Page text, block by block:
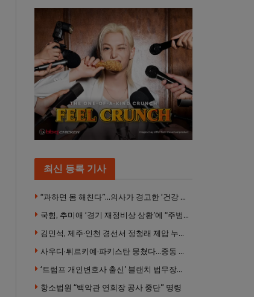
최신 등록 기사
“과하면 몸 해친다”…의사가 경고한 ‘건강 습관’ 5가지
국힘, 추미애 ‘경기 재정비상 상황’에 “주범은 이재명 전 지사”
김민석, 제주·인천 경선서 정청래 제압 누적 1위 탈환
사우디·튀르키예·파키스탄 뭉쳤다…중동 새 안보축 부상하나
‘트럼프 개인변호사 출신’ 블랜치 법무장관 인준…상원 50대49 가결
항소법원 “백악관 연회장 공사 중단” 명령